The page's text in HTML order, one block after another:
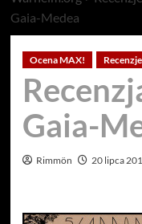
Gaia-Medea
Ocena MAX! Recenzje
Gaia-
Rimmön 20 lipca